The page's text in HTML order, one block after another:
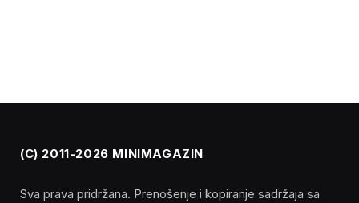
(C) 2011-2026 MINIMAGAZIN
Sva prava pridržana. Prenošenje i kopiranje sadržaja sa